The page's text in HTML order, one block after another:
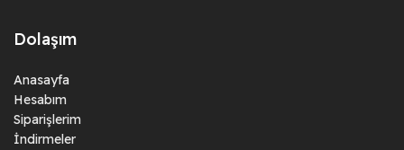
Dolaşım
Anasayfa
Hesabım
Siparişlerim
İndirmeler